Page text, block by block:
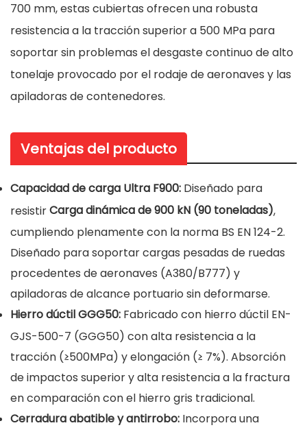
700 mm, estas cubiertas ofrecen una robusta
resistencia a la tracción superior a 500 MPa para
soportar sin problemas el desgaste continuo de alto
tonelaje provocado por el rodaje de aeronaves y las
apiladoras de contenedores.
Ventajas del producto
Capacidad de carga Ultra F900: Diseñado para
resistirCarga dinámica de 900 kN (90 toneladas),
cumpliendo plenamente con la norma BS EN 124-2.
Diseñado para soportar cargas pesadas de ruedas
procedentes de aeronaves (A380/B777) y
apiladoras de alcance portuario sin deformarse.
Hierro dúctil GGG50: Fabricado con hierro dúctil EN-
GJS-500-7 (GGG50) con alta resistencia a la
tracción (≥500MPa) y elongación (≥ 7%). Absorción
de impactos superior y alta resistencia a la fractura
en comparación con el hierro gris tradicional.
Cerradura abatible y antirrobo: Incorpora una